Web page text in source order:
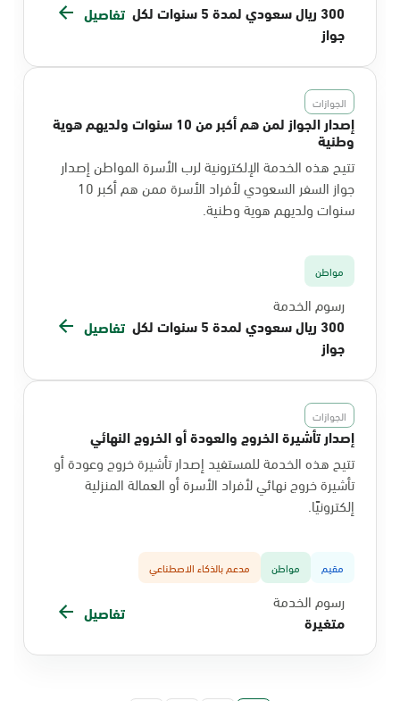
300 ريال سعودي لمدة 5 سنوات لكل
جواز
تفاصيل
الجوازات
إصدار الجواز لمن هم أكبر من 10 سنوات ولديهم هوية
وطنية
تتيح هذه الخدمة الإلكترونية لرب الأسرة المواطن إصدار
جواز السفر السعودي لأفراد الأسرة ممن هم أكبر 10
سنوات ولديهم هوية وطنية.
مواطن
رسوم الخدمة
300 ريال سعودي لمدة 5 سنوات لكل
جواز
تفاصيل
الجوازات
إصدار تأشيرة الخروج والعودة أو الخروج النهائي
تتيح هذه الخدمة للمستفيد إصدار تأشيرة خروج وعودة أو
تأشيرة خروج نهائي لأفراد الأسرة أو العمالة المنزلية
إلكترونيًا.
مقيم مواطن مدعم بالذكاء الاصطناعي
رسوم الخدمة
متغيرة
تفاصيل